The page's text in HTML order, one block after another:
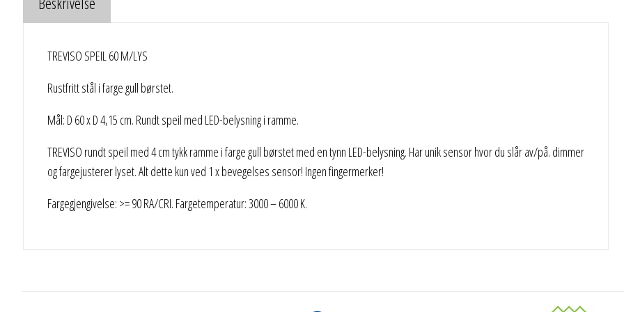
TREVISO SPEIL 60 M/LYS
Rustfritt stål i farge gull børstet.
Mål: D 60 x D 4,15 cm. Rundt speil med LED-belysning i ramme.
TREVISO rundt speil med 4 cm tykk ramme i farge gull børstet med en tynn LED-belysning. Har unik sensor hvor du slår av/på. dimmer
og fargejusterer lyset. Alt dette kun ved 1 x bevegelses sensor! Ingen fingermerker!
Fargegjengivelse: >= 90 RA/CRI. Fargetemperatur: 3000 – 6000 K.